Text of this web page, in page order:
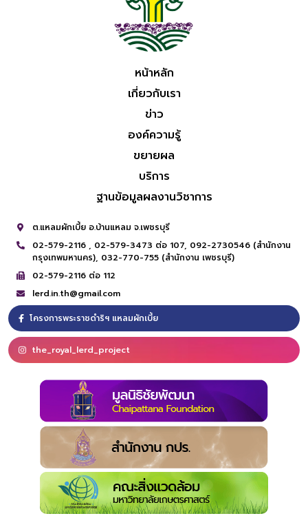
หน้าหลัก
เกี่ยวกับเรา
ข่าว
องค์ความรู้
ขยายผล
บริการ
ฐานข้อมูลผลงานวิชาการ
ต.แหลมผักเบี้ย อ.บ้านแหลม จ.เพชรบุรี
02-579-2116 , 02-579-3473 ต่อ 107, 092-2730546 (สำนักงาน
กรุงเทพมหานคร), 032-770-755 (สำนักงาน เพชรบุรี)
02-579-2116 ต่อ 112
lerd.in.th@gmail.com
โครงการพระราชดำริฯ แหลมผักเบี้ย
the_royal_lerd_project